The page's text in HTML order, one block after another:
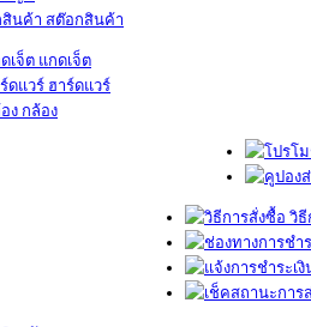
สต๊อกสินค้า
แกดเจ็ต
ฮาร์ดแวร์
กล้อง
วิธี